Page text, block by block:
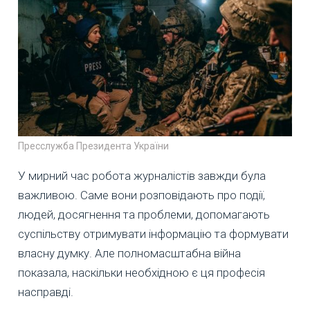
Пресслужба Президента України
У мирний час робота журналістів завжди була
важливою. Саме вони розповідають про події,
людей, досягнення та проблеми, допомагають
суспільству отримувати інформацію та формувати
власну думку. Але полномасштабна війна
показала, наскільки необхідною є ця професія
насправді.